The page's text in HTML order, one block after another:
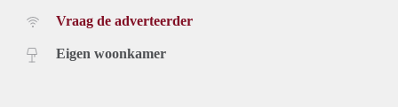
Vraag de adverteerder
Eigen woonkamer